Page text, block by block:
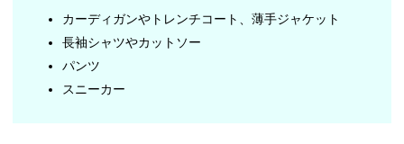
カーディガンやトレンチコート、薄手ジャケット
長袖シャツやカットソー
パンツ
スニーカー